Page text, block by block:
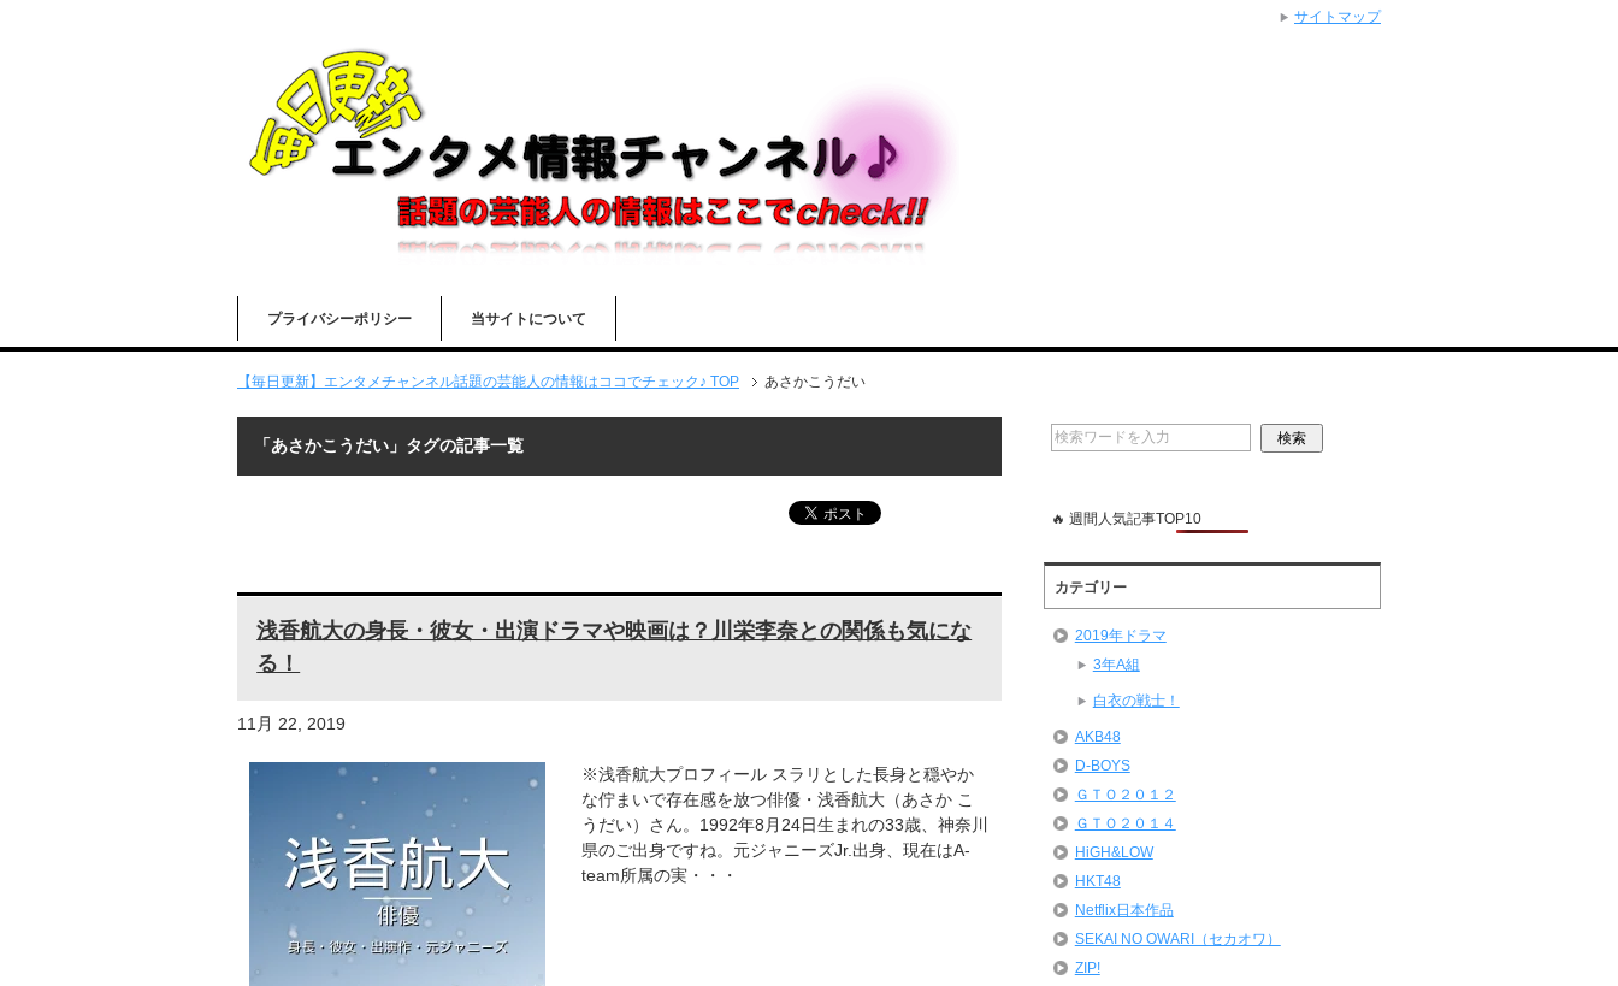
プライバシーポリシー 当サイトについて
【毎日更新】エンタメチャンネル話題の芸能人の情報はココでチェック♪ TOP あさかこうだい
「あさかこうだい」タグの記事一覧
浅香航大の身長・彼女・出演ドラマや映画は？川栄李奈との関係も気にな
る！
11月 22, 2019
※浅香航大プロフィール スラリとした長身と穏やか
な佇まいで存在感を放つ俳優・浅香航大（あさか こ
うだい）さん。1992年8月24日生まれの33歳、神奈川
県のご出身ですね。元ジャニーズJr.出身、現在はA-
team所属の実・・・
🔥 週間人気記事TOP10
カテゴリー
2019年ドラマ
3年A組
白衣の戦士！
AKB48
D-BOYS
ＧＴＯ２０１２
ＧＴＯ２０１４
HiGH&LOW
HKT48
Netflix日本作品
SEKAI NO OWARI（セカオワ）
ZIP!
サイトマップ